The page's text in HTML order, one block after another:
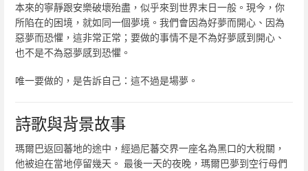
本來的寧靜跟安樂破壞殆盡，似乎來到世界末日一般。現今，你
所陷在的困境，就如同一個夢境。我們會因為好夢而開心、因為
惡夢而恐懼，這非常正常；要做的事情不是不為好夢感到開心、
也不是不為惡夢感到恐懼。
唯一要做的，是告訴自己：這不過是場夢。
詩歌與背景故事
瑪爾巴返回蕃地的途中，經過尼蕃交界一座名為黑口的大稅關，
他被迫在當地停留幾天。 最後一天的夜晚，瑪爾巴夢到空行母們